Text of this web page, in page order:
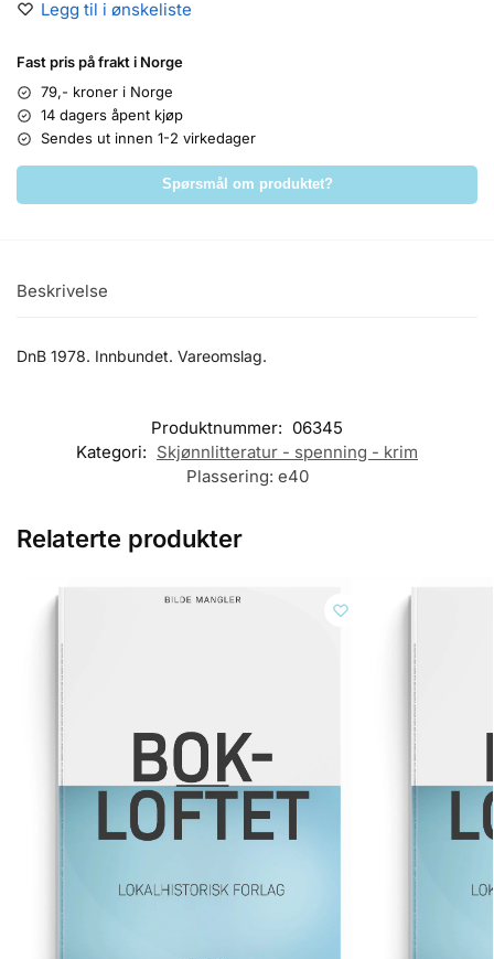
Legg til i ønskeliste
Fast pris på frakt i Norge
79,- kroner i Norge
14 dagers åpent kjøp
Sendes ut innen 1-2 virkedager
Spørsmål om produktet?
Beskrivelse
DnB 1978. Innbundet. Vareomslag.
Produktnummer: 06345
Kategori: Skjønnlitteratur - spenning - krim
Plassering: e40
Relaterte produkter